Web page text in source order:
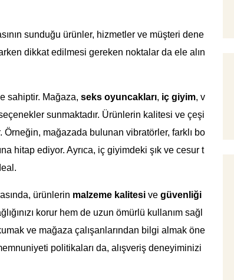
sunduğu ürünler, hizmetler ve müşteri dene
dikkat edilmesi gereken noktalar da ele alın
sahiptir. Mağaza, seks oyuncakları, iç giyim, v
sunmaktadır. Ürünlerin kalitesi ve çeşi
mağazada bulunan vibratörler, farklı bo
hitap ediyor. Ayrıca, iç giyimdeki şık ve cesur t
ürünlerin malzeme kalitesi ve güvenliği
korur hem de uzun ömürlü kullanım sağl
ve mağaza çalışanlarından bilgi almak öne
politikaları da, alışveriş deneyiminizi